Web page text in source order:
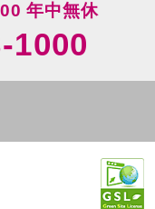
年中無休
1000